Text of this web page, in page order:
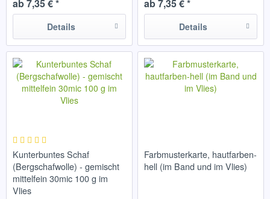
ab 7,35 € *
Details
ab 7,35 € *
Details
Kunterbuntes Schaf
(Bergschafwolle) - gemischt
mittelfein 30mic 100 g im
Vlies
Farbmusterkarte, hautfarben-
hell (im Band und im Vlies)